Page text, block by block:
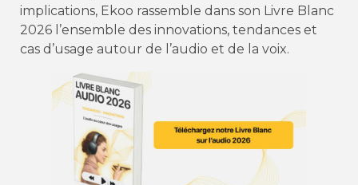
implications, Ekoo rassemble dans son Livre Blanc
2026 l’ensemble des innovations, tendances et
cas d’usage autour de l’audio et de la voix.